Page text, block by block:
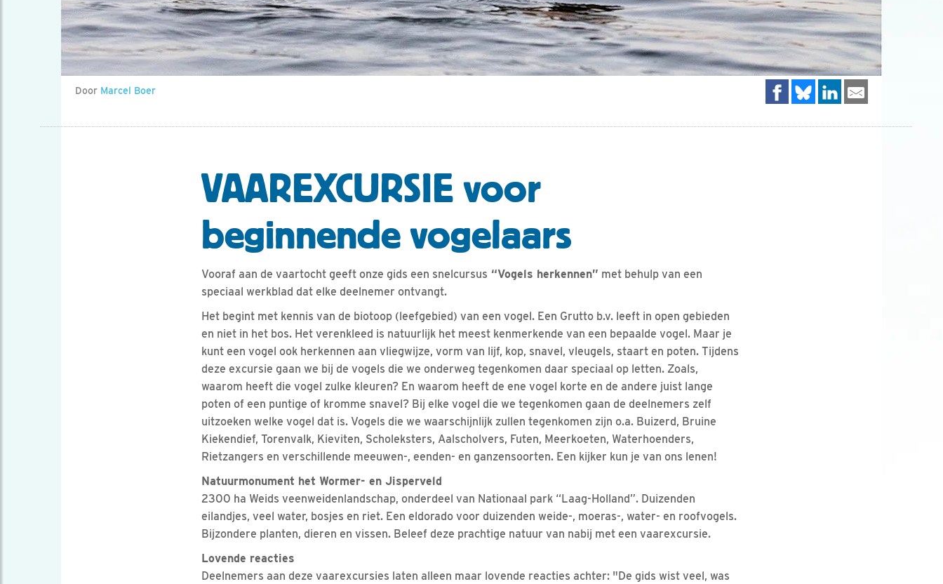
Door Marcel Boer
VAAREXCURSIE voor
beginnende vogelaars
Vooraf aan de vaartocht geeft onze gids een snelcursus “Vogels herkennen” met behulp van een
speciaal werkblad dat elke deelnemer ontvangt.
Het begint met kennis van de biotoop (leefgebied) van een vogel. Een Grutto b.v. leeft in open gebieden
en niet in het bos. Het verenkleed is natuurlijk het meest kenmerkende van een bepaalde vogel. Maar je
kunt een vogel ook herkennen aan vliegwijze, vorm van lijf, kop, snavel, vleugels, staart en poten. Tijdens
deze excursie gaan we bij de vogels die we onderweg tegenkomen daar speciaal op letten. Zoals,
waarom heeft die vogel zulke kleuren? En waarom heeft de ene vogel korte en de andere juist lange
poten of een puntige of kromme snavel? Bij elke vogel die we tegenkomen gaan de deelnemers zelf
uitzoeken welke vogel dat is. Vogels die we waarschijnlijk zullen tegenkomen zijn o.a. Buizerd, Bruine
Kiekendief, Torenvalk, Kieviten, Scholeksters, Aalscholvers, Futen, Meerkoeten, Waterhoenders,
Rietzangers en verschillende meeuwen-, eenden- en ganzensoorten. Een kijker kun je van ons lenen!
Natuurmonument het Wormer- en Jisperveld
2300 ha Weids veenweidenlandschap, onderdeel van Nationaal park “Laag-Holland”. Duizenden
eilandjes, veel water, bosjes en riet. Een eldorado voor duizenden weide-, moeras-, water- en roofvogels.
Bijzondere planten, dieren en vissen. Beleef deze prachtige natuur van nabij met een vaarexcursie.
Lovende reacties
Deelnemers aan deze vaarexcursies laten alleen maar lovende reacties achter: "De gids wist veel, was